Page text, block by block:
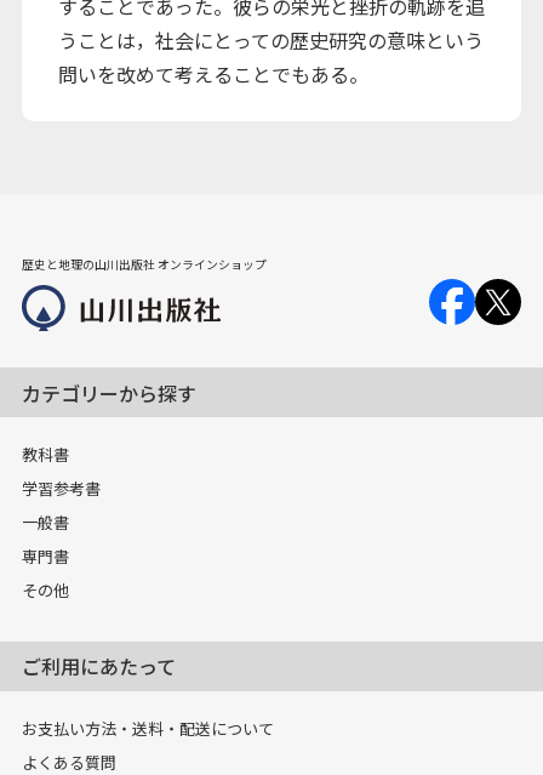
うことは，社会にとっての歴史研究の意味という
問いを改めて考えることでもある。
歴史と地理の山川出版社 オンラインショップ
カテゴリーから探す
教科書
学習参考書
一般書
専門書
その他
ご利用にあたって
お支払い方法・送料・配送について
よくある質問